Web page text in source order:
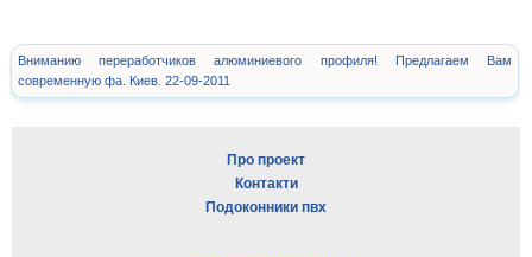
Вниманию переработчиков алюминиевого профиля! Предлагаем Вам
современную фа. Киев. 22-09-2011
Про проект
Контакти
Подоконники пвх